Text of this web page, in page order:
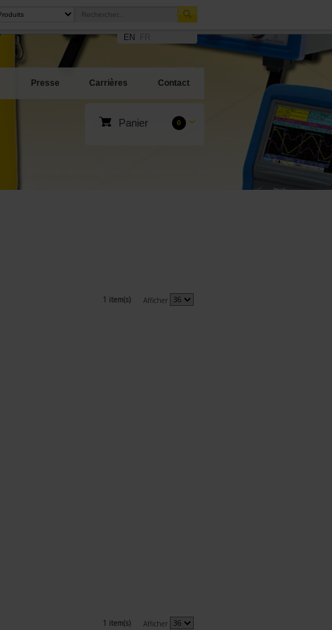
EN
Presse Carrières Contact
Panier 0
1 item(s) Afficher
1 item(s) Afficher